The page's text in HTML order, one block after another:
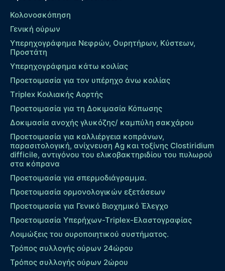
Κολονοσκόπηση
Γενική ούρων
Υπερηχογράφημα Νεφρών, Ουρητήρων, Κύστεων,
Προστάτη
Υπερηχογράφημα κάτω κοιλίας
Προετοιμασία για τον υπέρηχο άνω κοιλίας
Τriplex Kοιλιακής Αορτής
Προετοιμασία για τη Δοκιμασία Κόπωσης
Δοκιμασία ανοχής γλυκόζης/ καμπύλη σακχάρου
Προετοιμασία για καλλιέργεια κοπράνων,
παρασιτολογική, ανίχνευση Ag και τοξίνης Clostiridium
difficile, αντιγόνου του ελικοβακτηριδίου του πυλωρού
στα κόπρανα
Προετοιμασία για σπερμοδιάγραμμα.
Προετοιμασία ορμονολογικών εξετάσεων
Προετοιμασία για Γενικό Βιοχημικό Έλεγχο
Προετοιμασία Υπερήχων-Τriplex-Ελαστογραφίας
Λοιμώξεις του ουροποιητικού συστήματος.
Τρόπος συλλογής ούρων 24ώρου
Τρόπος συλλογής ούρων 2ώρου